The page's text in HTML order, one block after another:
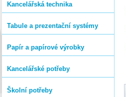
Kancelářská technika
Tabule a prezentační systémy
Papír a papírové výrobky
Kancelářské potřeby
Školní potřeby